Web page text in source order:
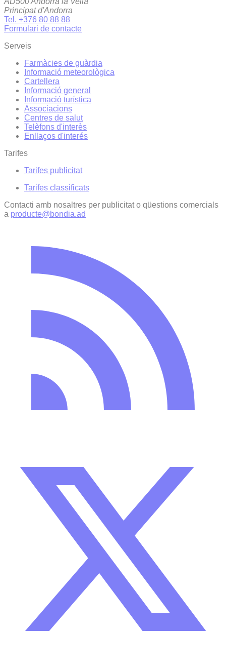
Principat d'Andorra
Tel. +376 80 88 88
Formulari de contacte
Serveis
Farmàcies de guàrdia
Informació meteorològica
Cartellera
Informació general
Informació turística
Associacions
Centres de salut
Telèfons d'interès
Enllaços d'interés
Tarifes
Tarifes publicitat
Tarifes classificats
Contacti amb nosaltres per publicitat o qüestions comercials
a producte@bondia.ad